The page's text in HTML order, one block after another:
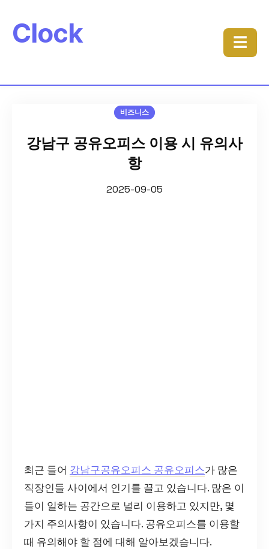
Clock ☰
비즈니스
강남구 공유오피스 이용 시 유의사
항
2025-09-05
최근 들어 강남구공유오피스 공유오피스가 많은
직장인들 사이에서 인기를 끌고 있습니다. 많은 이
들이 일하는 공간으로 널리 이용하고 있지만, 몇
가지 주의사항이 있습니다. 공유오피스를 이용할
때 유의해야 할 점에 대해 알아보겠습니다.